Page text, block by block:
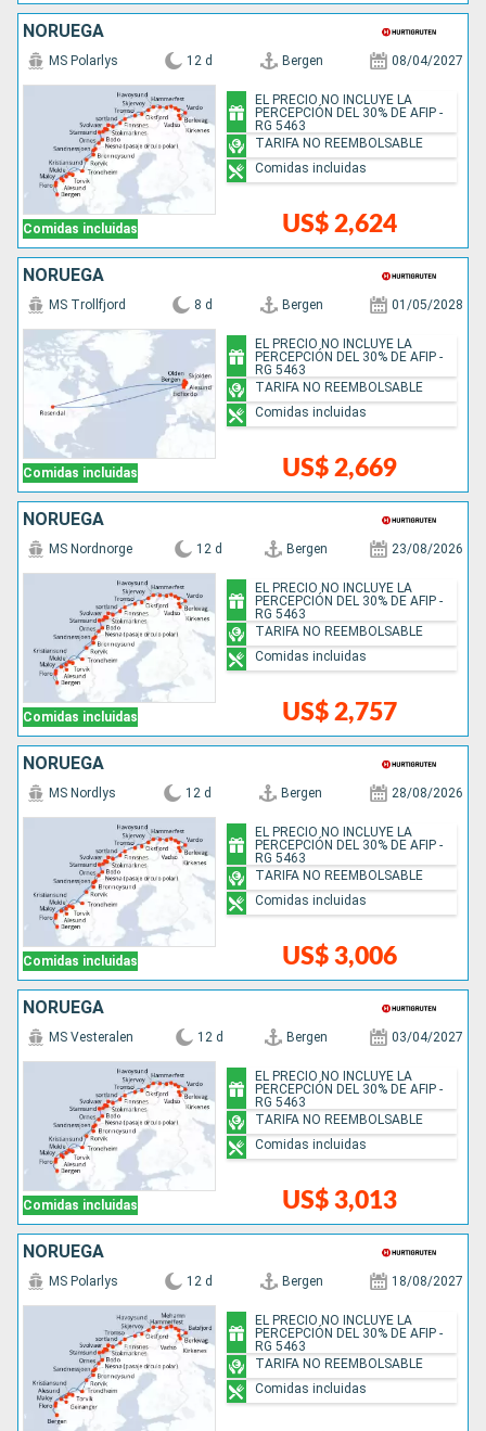
NORUEGA
Comidas incluidas
MS Polarlys 12 d Bergen 08/04/2027
US$ 2,624
EL PRECIO NO INCLUYE LA
PERCEPCIÓN DEL 30% DE AFIP -
RG 5463
TARIFA NO REEMBOLSABLE
Comidas incluidas
NORUEGA
Comidas incluidas
MS Trollfjord 8 d Bergen 01/05/2028
US$ 2,669
EL PRECIO NO INCLUYE LA
PERCEPCIÓN DEL 30% DE AFIP -
RG 5463
TARIFA NO REEMBOLSABLE
Comidas incluidas
NORUEGA
Comidas incluidas
MS Nordnorge 12 d Bergen 23/08/2026
US$ 2,757
EL PRECIO NO INCLUYE LA
PERCEPCIÓN DEL 30% DE AFIP -
RG 5463
TARIFA NO REEMBOLSABLE
Comidas incluidas
NORUEGA
Comidas incluidas
MS Nordlys 12 d Bergen 28/08/2026
US$ 3,006
EL PRECIO NO INCLUYE LA
PERCEPCIÓN DEL 30% DE AFIP -
RG 5463
TARIFA NO REEMBOLSABLE
Comidas incluidas
NORUEGA
Comidas incluidas
MS Vesteralen 12 d Bergen 03/04/2027
US$ 3,013
EL PRECIO NO INCLUYE LA
PERCEPCIÓN DEL 30% DE AFIP -
RG 5463
TARIFA NO REEMBOLSABLE
Comidas incluidas
NORUEGA
MS Polarlys 12 d Bergen 18/08/2027
EL PRECIO NO INCLUYE LA
PERCEPCIÓN DEL 30% DE AFIP -
RG 5463
TARIFA NO REEMBOLSABLE
Comidas incluidas